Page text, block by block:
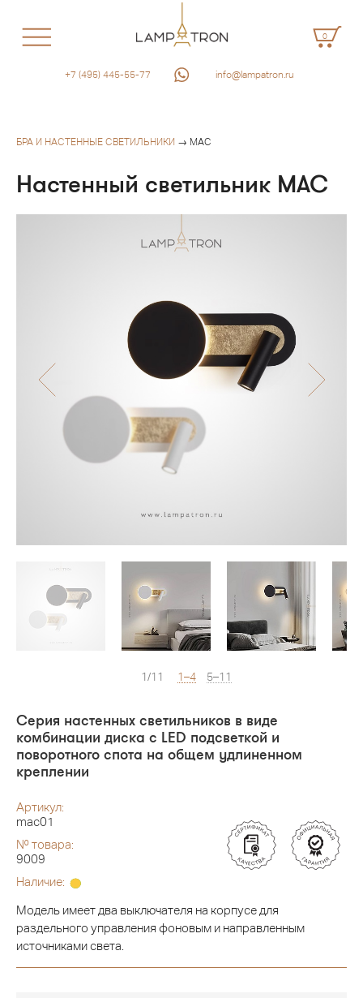
0
+7 (495) 445-55-77 info@lampatron.ru
БРА И НАСТЕННЫЕ СВЕТИЛЬНИКИ → MAC
Настенный светильник MAC
1/11 1–4 5–11
Серия настенных светильников в виде
комбинации диска с LED подсветкой и
поворотного спота на общем удлиненном
креплении
Артикул:
mac01
№ товара:
9009
Наличие:
Модель имеет два выключателя на корпусе для
раздельного управления фоновым и направленным
источниками света.